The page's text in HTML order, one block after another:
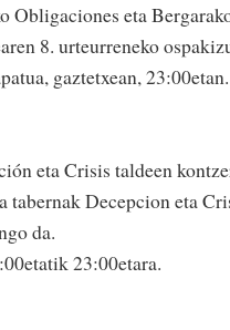
Obligaciones eta
8. urteurreneko
gaztetxean, 23:00etan.
eta Crisis taldeen
tabernak Decepcion eta
da.
23:00etara.